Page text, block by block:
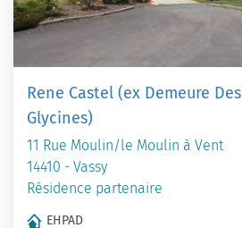
Rene Castel (ex Demeure Des
Glycines)
11 Rue Moulin/le Moulin à Vent
14410 - Vassy
Résidence partenaire
EHPAD